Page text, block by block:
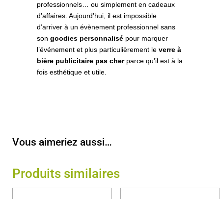
professionnels… ou simplement en cadeaux
d’affaires. Aujourd’hui, il est impossible
d’arriver à un évènement professionnel sans
son goodies personnalisépour marquer
l’événement et plus particulièrement le verre à
bière publicitaire pas cherparce qu’il est à la
fois esthétique et utile.
Vous aimeriez aussi…
Produits similaires